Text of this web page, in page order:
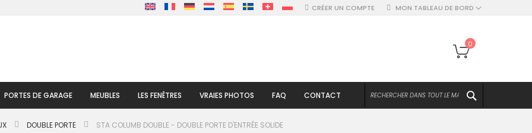
MON TABLEAU DE BORD
CRÉER UN COMPTE
Mon panier
0
PORTES DE GARAGE MEUBLES LES FENÊTRES VRAIES PHOTOS FAQ CONTACT
DOUBLE PORTE STA COLUMB DOUBLE - DOUBLE PORTE D'ENTRÉE SOLIDE